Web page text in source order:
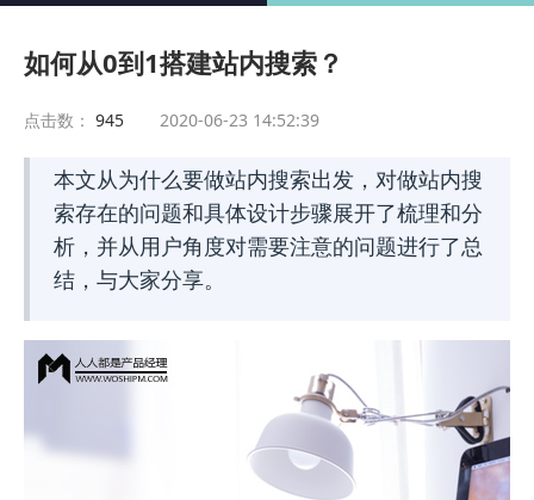
如何从0到1搭建站内搜索？
点击数： 945 2020-06-23 14:52:39
本文从为什么要做站内搜索出发，对做站内搜
索存在的问题和具体设计步骤展开了梳理和分
析，并从用户角度对需要注意的问题进行了总
结，与大家分享。